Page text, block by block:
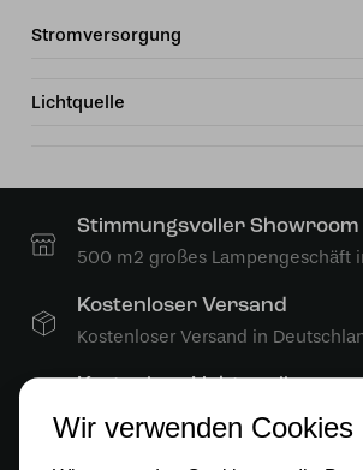
Stromversorgung
Lichtquelle
Stimmungsvoller Showroom
500 m2 großes Lampengeschäft
Kostenloser Versand
Kostenloser Versand in
Kostenlose Lichtquellen
Die Bestellung umfasst die
Sichere Online-Zahlung
Wir verwenden Cookies